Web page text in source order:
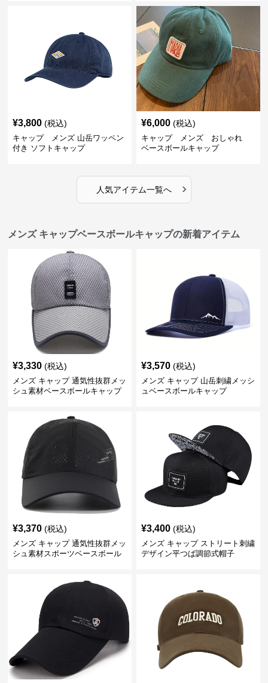
¥3,800 (税込)
キャップ メンズ 山岳ワッペン
付き ソフトキャップ
¥6,000 (税込)
キャップ メンズ おしゃれ
ベースボールキャップ
人気アイテム一覧へ ›
メンズ キャップベースボールキャップの新着アイテム
¥3,330 (税込)
メンズ キャップ 通気性抜群メッ
シュ素材ベースボールキャップ
¥3,570 (税込)
メンズ キャップ 山岳刺繍メッシ
ュベースボールキャップ
¥3,370 (税込)
メンズ キャップ 通気性抜群メッ
シュ素材スポーツベースボール
¥3,400 (税込)
メンズ キャップ ストリート刺繍
デザイン平つば調節式帽子